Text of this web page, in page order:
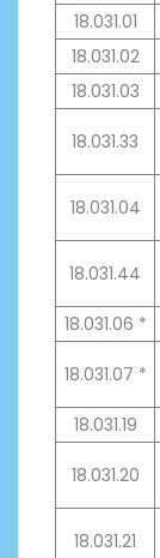
18.031.01
18.031.02
18.031.03
18.031.33
18.031.04
18.031.44
18.031.06 *
18.031.07 *
18.031.19
18.031.20
18.031.21